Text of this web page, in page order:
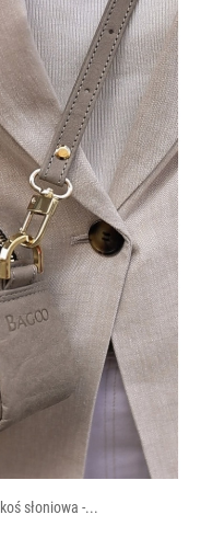
słoniowa -...